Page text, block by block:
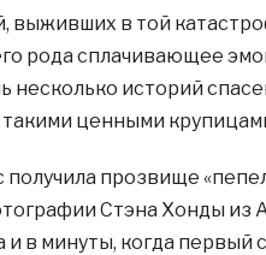
выживших в той
рода сплачивающее
несколько историй
такими ценными
прозвище
Стэна Хонды из
и в минуты, когда первый